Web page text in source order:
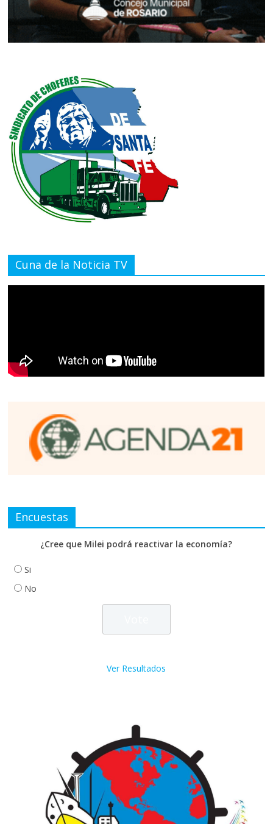
Cuna de la Noticia TV
Encuestas
¿Cree que Milei podrá reactivar la economía?
Si
No
Ver Resultados